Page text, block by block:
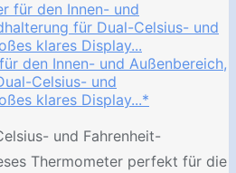
den Innen- und Außenbereich,
Celsius- und
klares Display...*
und Fahrenheit-
Thermometer perfekt für die